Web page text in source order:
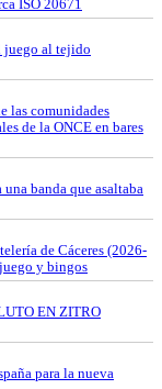
ISO 20671
juego al tejido
las comunidades
de la ONCE en bares
banda que asaltaba
de Cáceres (2026-
y bingos
EN ZITRO
para la nueva